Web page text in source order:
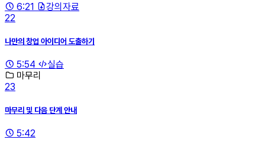
6:21
강의자료
22
나만의 창업 아이디어 도출하기
5:54
실습
마무리
23
마무리 및 다음 단계 안내
5:42